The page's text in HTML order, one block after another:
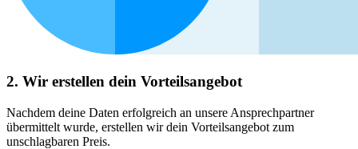
2. Wir erstellen dein Vorteilsangebot
Nachdem deine Daten erfolgreich an unsere Ansprechpartner
übermittelt wurde, erstellen wir dein Vorteilsangebot zum
unschlagbaren Preis.